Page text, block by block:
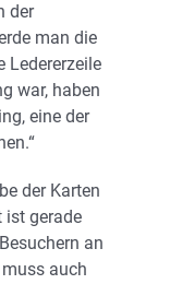
der
man die
Ledererzeile
war, haben
eine der
der Karten
ist gerade
an
auch